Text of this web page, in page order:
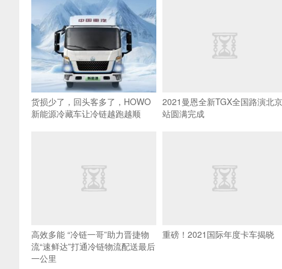
货损少了，回头客多了，HOWO
新能源冷藏车让冷链越跑越顺
2021曼恩全新TGX全国路演北京
站圆满完成
高效多能 “冷链一哥”助力晋捷物
流“速鲜达”打通冷链物流配送最后
一公里
重磅！2021国际年度卡车揭晓